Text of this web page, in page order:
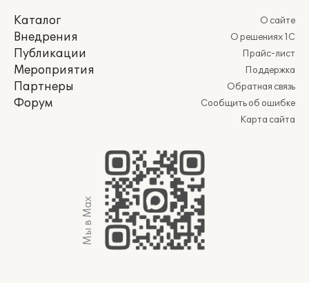
Каталог
Внедрения
Публикации
Мероприятия
Партнеры
Форум
О сайте
О решениях 1С
Прайс-лист
Поддержка
Обратная связь
Сообщить об ошибке
Карта сайта
Мы в Max